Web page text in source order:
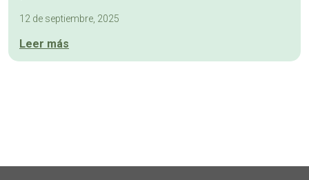
12 de septiembre, 2025
Leer más